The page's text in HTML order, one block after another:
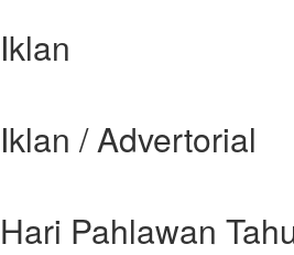
Iklan
Iklan / Advertorial
Hari Pahlawan